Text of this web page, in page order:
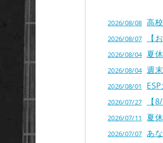
2026/08/08 高
2026/08/07 【
2026/08/04 夏
2026/08/04 週
2026/08/01
2026/07/27 【
2026/07/11 夏
2026/07/07 あ